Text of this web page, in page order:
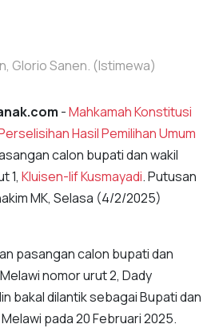
Glorio Sanen. (Istimewa)
-Mahkamah Konstitusi
Hasil Pemilihan Umum
calon bupati dan wakil
1, Kluisen-Iif Kusmayadi. Putusan
MK, Selasa (4/2/2025)
pasangan calon bupati dan
nomor urut 2, Dady
bakal dilantik sebagai Bupati dan
pada 20 Februari 2025.